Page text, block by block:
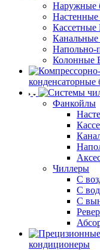
Наружные
Напольно-
Колонные
конденсаторные
Фанкойлы
Чиллеры
С
С
С
кондиционеры